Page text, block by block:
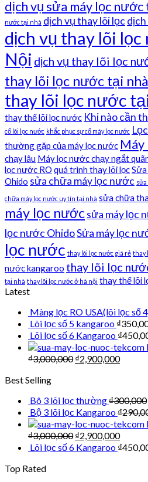
dịch vụ sửa máy lọc nước
nước tại nhà dịch vụ thay lõi lọc
dịch vụ thay lõi
Nội dịch vụ thay lõi lọc
thay lõi lọc nước tại
thay lõi lọc nước
thay thế lõi lọc nước Khi nào cần
cố lõi lọc nước khắc phục sự cố máy lọc nước
thường gặp của máy lọc nước Máy
chạy lâu Máy lọc nước chạy ngắt
lọc nước RO quá trình thay lõi lọc
Ohido sửa chữa máy lọc nước
chữa máy lọc nước uy tín tại nhà sửa chữa
máy lọc nướcsửa máy lọc
lọc nước OhidoSửa máy lọc
lọc nước thay lõi lọc nước giá rẻ thay
nước kangaroo thay lõi lọc
tại nhà thay lõi lọc nước ở hà nội thay thế lõi
Latest
Màng lọc RO USA(lõi lọc số
Lõi lọc số 5 kangaroo ₫
Lõi lọc số 6 Kangaroo ₫
₫3,000,000 ₫2,900,000
Best Selling
Bô 3 lõi lọc thường₫300,000
Bộ 3 lõi lọc Kangaroo₫
₫3,000,000 ₫2,900,000
Lõi lọc số 6 Kangaroo ₫
Top Rated